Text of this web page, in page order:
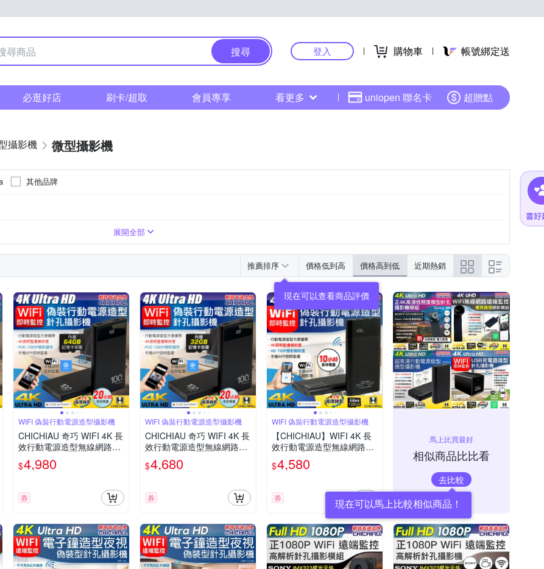
搜尋 登入 購物車 帳號綁定送
必逛好店 刷卡/超取 會員專享 看更多 uniopen 聯名卡 超贈點
攝影機 微型攝影機
其他品牌
展開全部
推薦排序 價格低到高 價格高到低 近期熱銷
現在可以查看商品評價
WIFI 偽裝行動電源造型攝影機
CHICHIAU 奇巧 WIFI 4K 長
效行動電源造型無線網路夜
視微型針孔攝影機(64G) S1
00 影音記錄器
$4,980
券
WIFI 偽裝行動電源造型攝影機
CHICHIAU 奇巧 WIFI 4K 長
效行動電源造型無線網路夜
視微型針孔攝影機(32G) S1
00 影音記錄器
$4,680
券
WIFI 偽裝行動電源造型攝影機
【CHICHIAU】WIFI 4K 長
效行動電源造型無線網路微
型針孔攝影機H3 影音記錄
器
$4,580
券
馬上比買最好
相似商品比比看
去比較
現在可以馬上比較相似商品！